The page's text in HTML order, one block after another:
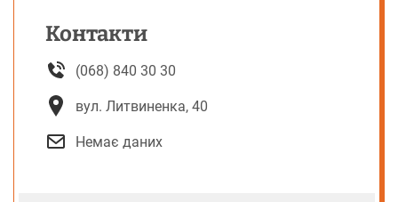
Контакти
(068) 840 30 30
вул. Литвиненка, 40
Немає даних